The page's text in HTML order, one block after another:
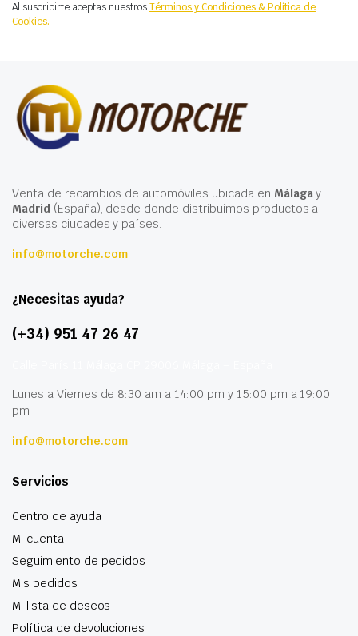
Al suscribirte aceptas nuestrosTérminos y Condiciones & Política de
Cookies.
Venta de recambios de automóviles ubicada en Málagay
Madrid(España), desde donde distribuimos productos a
diversas ciudades y países.
info@motorche.com
¿Necesitas ayuda?
(+34) 951 47 26 47
Lunes a Viernes de 8:30 am a 14:00 pm y 15:00 pm a 19:00
pm
info@motorche.com
Servicios
Centro de ayuda
Mi cuenta
Seguimiento de pedidos
Mis pedidos
Mi lista de deseos
Política de devoluciones